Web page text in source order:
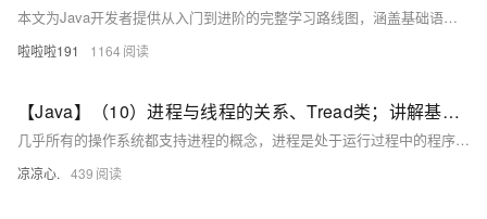
本文为Java开发者提供从入门到进阶的完整学习路线图，涵盖基础语法、面向对象、数据结构与算法、并发编程、JVM调优、主流框架（如Spring Boot）、数据库操作（MySQL、Redis）、微服务架构及云原生开发等内容，并结合实战案例与最佳实践，助力高效掌握Java核心技术。
啦啦啦191 1164
【Java】（10）进程与线程的关系、Tread类；讲解基本线程安全、网络编程内容；JSON序列化与反序列化
几乎所有的操作系统都支持进程的概念，进程是处于运行过程中的程序，并且具有一定的独立功能，进程是系统进行资源分配和调度的一个独立单位一般而言，进程包含如下三个特征。独立性动态性并发性。
凉凉心. 439